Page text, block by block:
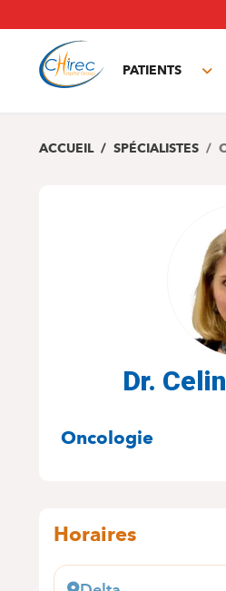
PATIENTS
ACCUEIL SPÉCIALISTES
Dr.
SPÉCIALITÉS
Oncologie
Horaires